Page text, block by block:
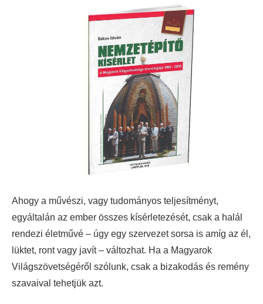
Ahogy a művészi, vagy tudományos teljesítményt,
egyáltalán az ember összes kísérletezését, csak a halál
rendezi életművé – úgy egy szervezet sorsa is amíg az él,
lüktet, ront vagy javít – változhat. Ha a Magyarok
Világszövetségéről szólunk, csak a bizakodás és remény
szavaival tehetjük azt.